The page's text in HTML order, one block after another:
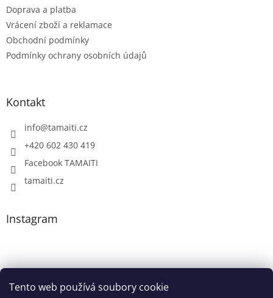
Tento web používá soubory cookie
Doprava a platba
Vrácení zboží a reklamace
Obchodní podmínky
Podmínky ochrany osobních údajů
Kontakt
info@tamaiti.cz
+420 602 430 419
Facebook TAMAITI
tamaiti.cz
Instagram